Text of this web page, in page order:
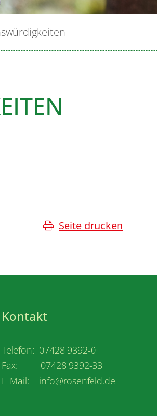
Seite drucken
Kontakt
Telefon: 07428 9392-0
Fax: 07428 9392-33
E-Mail: info@rosenfeld.de